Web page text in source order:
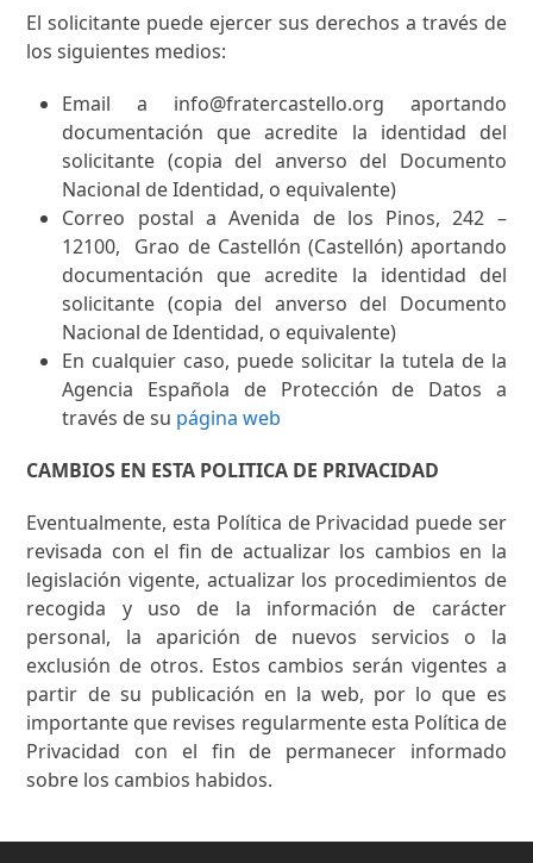
El solicitante puede ejercer sus derechos a través de
los siguientes medios:
Email a info@fratercastello.org aportando
documentación que acredite la identidad del
solicitante (copia del anverso del Documento
Nacional de Identidad, o equivalente)
Correo postal aAvenida de los Pinos, 242 –
12100, Grao de Castellón (Castellón) aportando
documentación que acredite la identidad del
solicitante (copia del anverso del Documento
Nacional de Identidad, o equivalente)
En cualquier caso, puede solicitar la tutela de la
Agencia Española de Protección de Datos a
través de su página web
CAMBIOS EN ESTA POLITICA DE PRIVACIDAD
Eventualmente, esta Política de Privacidad puede ser
revisada con el fin de actualizar los cambios en la
legislación vigente, actualizar los procedimientos de
recogida y uso de la información de carácter
personal, la aparición de nuevos servicios o la
exclusión de otros. Estos cambios serán vigentes a
partir de su publicación en la web, por lo que es
importante que revises regularmente esta Política de
Privacidad con el fin de permanecer informado
sobre los cambios habidos.